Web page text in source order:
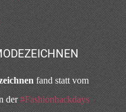
fand statt vom
der#Fashionhackdays